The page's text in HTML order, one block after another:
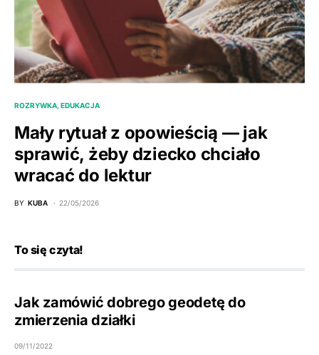
ROZRYWKA, EDUKACJA
Mały rytuał z opowieścią — jak
sprawić, żeby dziecko chciało
wracać do lektur
BY KUBA 22/05/2026
To się czyta!
Jak zamówić dobrego geodetę do
zmierzenia działki
09/11/2022